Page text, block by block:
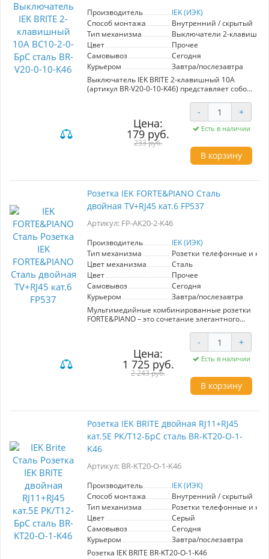
Производитель
IEK (ИЭК)
Способ монтажа
Внутренний / скрытый
Тип механизма
Выключатели 2-
Цвет
Прочее
Самовывоз
Сегодня
Курьером
Завтра/послезавтра
Выключатель IEK BRITE 2-клавишный 10А
(артикул BR-V20-0-10-K46) представляет собой
современных интерьеров. Изготовленный из
материалов премиум-класса, этот
выключатель отличается не только высокой
прочностью, но и привлекательным дизайном
в цвете сталь. Серия "BRITE" от IEK сочетает в
себе европейский подход к качеству и
эстетике, что делает ее идеальным выбором
Благодаря широкому ассортименту и
линейки "BRITE" позволяют гармонично
интегрировать электроприборы в любой
современность. 2-клавишный механизм
освещением, добавляя функциональности и
комфорта в использование. Выключатель IEK
BRITE – это оптимальное сочетание цены и
качества, готовое стать частью вашего дома
или офиса.
Цена:
179 руб.
233 руб.
- +
Есть в наличии
В корзину
Розетка IEK FORTE&PIANO Сталь
двойная TV+RJ45 кат.6 FP537
Артикул: FP-AK20-2-K46
Производитель
IEK (ИЭК)
Тип механизма
Розетки телефонные и
Цвет механизма
Сталь
Цвет
Прочее
Самовывоз
Сегодня
Курьером
Завтра/послезавтра
Мультимедийные комбинированные розетки
FORTE&PIANO – это сочетание элегантного
функциональности. Необходимы для
подключения к телефонной и телевизионной
сети, сохраняя при этом стиль и характер
вашего интерьера.
Благодаря масштабируемому суппорту вы
можете установить неограниченное
количество изделий в ряду при стандартном
Комбинируйте изделия, создавайте изящные
бесшовные композиции – с коллекцией
безрамочных розеток и выключателей
FORTE&PIANO!
Цена:
1 725 руб.
2 243 руб.
- +
Есть в наличии
В корзину
Розетка IEK BRITE двойная RJ11+RJ45
кат.5E РК/Т12-БрС сталь BR-KT20-O-1-
K46
Артикул: BR-KT20-O-1-K46
Производитель
IEK (ИЭК)
Способ монтажа
Внутренний / скрытый
Тип механизма
Розетки телефонные и
Цвет
Серый
Самовывоз
Сегодня
Курьером
Завтра/послезавтра
Розетка IEK BRITE BR-KT20-O-1-K46